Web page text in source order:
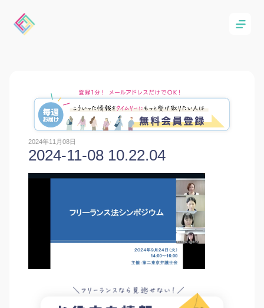
2024年11月08日
2024-11-08 10.22.04